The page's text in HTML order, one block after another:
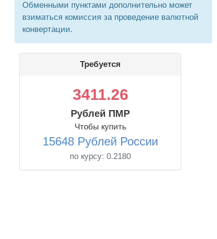
Обменными пунктами дополнительно может
взиматься комиссия за проведение валютной
конвертации.
Требуется
3411.26
Рублей ПМР
Чтобы купить
15648 Рублей России
по курсу: 0.2180